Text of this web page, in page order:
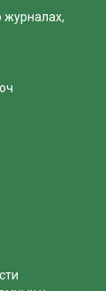
журналах,